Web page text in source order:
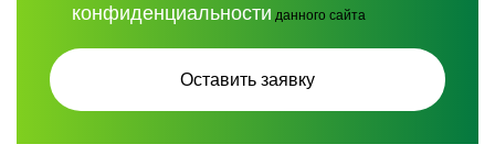
конфиденциальности данного сайта